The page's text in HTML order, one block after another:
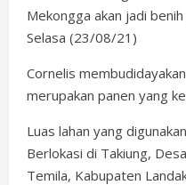
Mekongga akan jadi
Selasa (23/08/21)
Cornelis
merupakan panen yang
Luas lahan yang
Berlokasi di Takiung,
Temila, Kabupaten